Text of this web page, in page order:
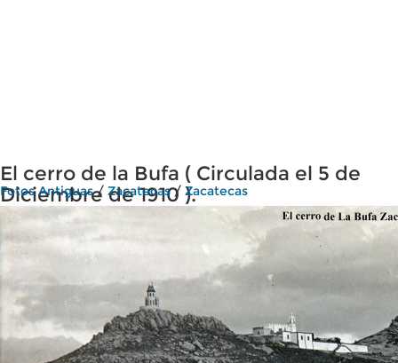
El cerro de la Bufa ( Circulada el 5 de
Diciembre de 1910 ).
Fotos Antiguas/ Zacatecas/ Zacatecas